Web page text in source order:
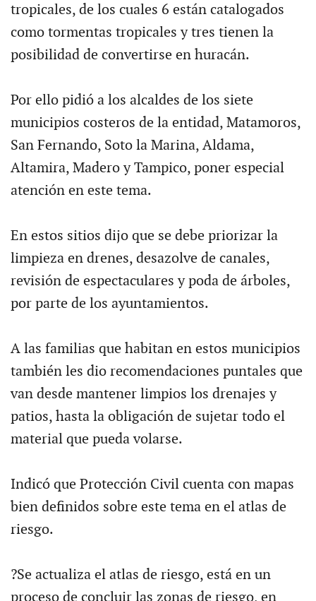
tropicales, de los cuales 6 están catalogados
como tormentas tropicales y tres tienen la
posibilidad de convertirse en huracán.
Por ello pidió a los alcaldes de los siete
municipios costeros de la entidad, Matamoros,
San Fernando, Soto la Marina, Aldama,
Altamira, Madero y Tampico, poner especial
atención en este tema.
En estos sitios dijo que se debe priorizar la
limpieza en drenes, desazolve de canales,
revisión de espectaculares y poda de árboles,
por parte de los ayuntamientos.
A las familias que habitan en estos municipios
también les dio recomendaciones puntales que
van desde mantener limpios los drenajes y
patios, hasta la obligación de sujetar todo el
material que pueda volarse.
Indicó que Protección Civil cuenta con mapas
bien definidos sobre este tema en el atlas de
riesgo.
?Se actualiza el atlas de riesgo, está en un
proceso de concluir las zonas de riesgo, en